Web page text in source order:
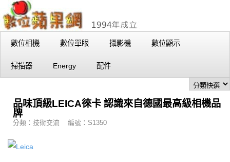
數位相機 數位單眼 攝影機 數位顯示
掃描器 Energy 配件
品味頂級LEICA徠卡 認識來自德國最高級相機品
牌
分類：技術交流 編號：S1350